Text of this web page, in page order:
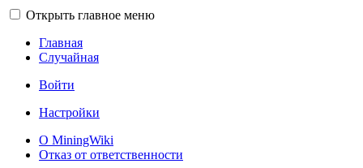
Открыть главное меню
Главная
Случайная
Войти
Настройки
О MiningWiki
Отказ от ответственности